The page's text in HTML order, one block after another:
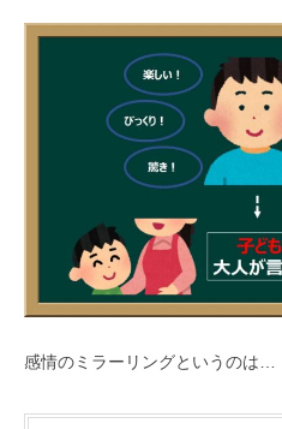
感情のミラーリングというのは…